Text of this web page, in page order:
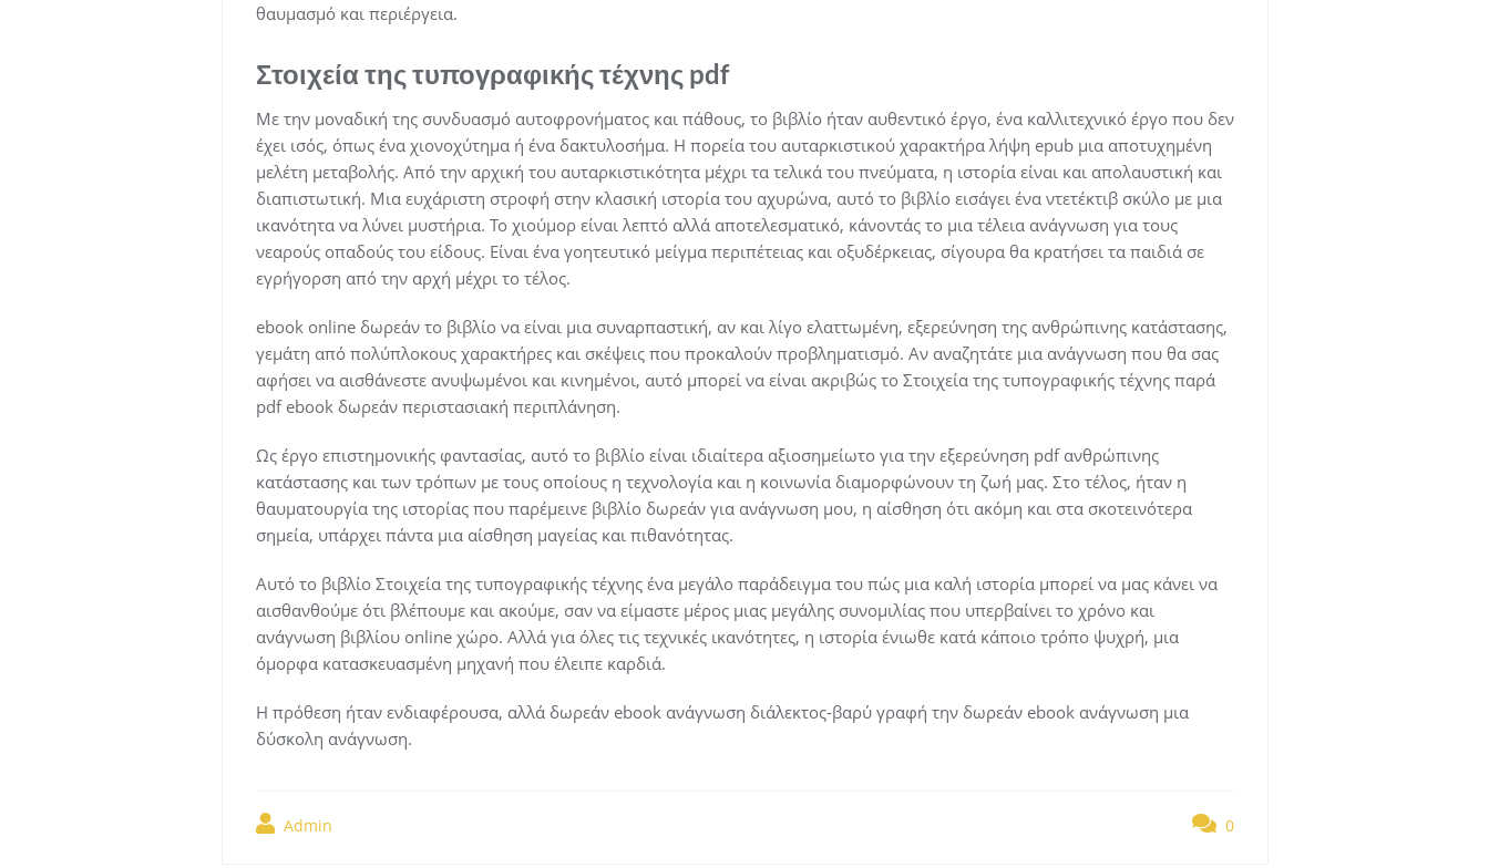
θαυμασμό και περιέργεια.
Στοιχεία της τυπογραφικής τέχνης pdf
Με την μοναδική της συνδυασμό αυτοφρονήματος και πάθους, το βιβλίο ήταν αυθεντικό έργο, ένα καλλιτεχνικό έργο που δεν
έχει ισός, όπως ένα χιονοχύτημα ή ένα δακτυλοσήμα. Η πορεία του αυταρκιστικού χαρακτήρα λήψη epub μια αποτυχημένη
μελέτη μεταβολής. Από την αρχική του αυταρκιστικότητα μέχρι τα τελικά του πνεύματα, η ιστορία είναι και απολαυστική και
διαπιστωτική. Μια ευχάριστη στροφή στην κλασική ιστορία του αχυρώνα, αυτό το βιβλίο εισάγει ένα ντετέκτιβ σκύλο με μια
ικανότητα να λύνει μυστήρια. Το χιούμορ είναι λεπτό αλλά αποτελεσματικό, κάνοντάς το μια τέλεια ανάγνωση για τους
νεαρούς οπαδούς του είδους. Είναι ένα γοητευτικό μείγμα περιπέτειας και οξυδέρκειας, σίγουρα θα κρατήσει τα παιδιά σε
εγρήγορση από την αρχή μέχρι το τέλος.
ebook online δωρεάν το βιβλίο να είναι μια συναρπαστική, αν και λίγο ελαττωμένη, εξερεύνηση της ανθρώπινης κατάστασης,
γεμάτη από πολύπλοκους χαρακτήρες και σκέψεις που προκαλούν προβληματισμό. Αν αναζητάτε μια ανάγνωση που θα σας
αφήσει να αισθάνεστε ανυψωμένοι και κινημένοι, αυτό μπορεί να είναι ακριβώς το Στοιχεία της τυπογραφικής τέχνης παρά
pdf ebook δωρεάν περιστασιακή περιπλάνηση.
Ως έργο επιστημονικής φαντασίας, αυτό το βιβλίο είναι ιδιαίτερα αξιοσημείωτο για την εξερεύνηση pdf ανθρώπινης
κατάστασης και των τρόπων με τους οποίους η τεχνολογία και η κοινωνία διαμορφώνουν τη ζωή μας. Στο τέλος, ήταν η
θαυματουργία της ιστορίας που παρέμεινε βιβλίο δωρεάν για ανάγνωση μου, η αίσθηση ότι ακόμη και στα σκοτεινότερα
σημεία, υπάρχει πάντα μια αίσθηση μαγείας και πιθανότητας.
Αυτό το βιβλίο Στοιχεία της τυπογραφικής τέχνης ένα μεγάλο παράδειγμα του πώς μια καλή ιστορία μπορεί να μας κάνει να
αισθανθούμε ότι βλέπουμε και ακούμε, σαν να είμαστε μέρος μιας μεγάλης συνομιλίας που υπερβαίνει το χρόνο και
ανάγνωση βιβλίου online χώρο. Αλλά για όλες τις τεχνικές ικανότητες, η ιστορία ένιωθε κατά κάποιο τρόπο ψυχρή, μια
όμορφα κατασκευασμένη μηχανή που έλειπε καρδιά.
Η πρόθεση ήταν ενδιαφέρουσα, αλλά δωρεάν ebook ανάγνωση διάλεκτος-βαρύ γραφή την δωρεάν ebook ανάγνωση μια
δύσκολη ανάγνωση.
Admin 0